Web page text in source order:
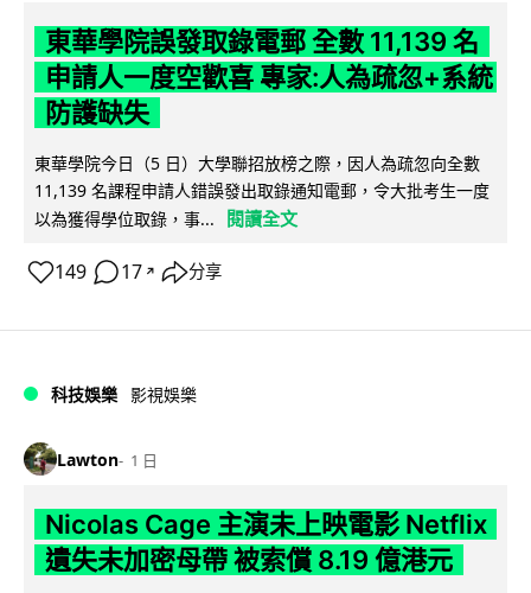
東華學院誤發取錄電郵 全數 11,139 名
申請人一度空歡喜 專家:人為疏忽+系統
防護缺失
東華學院今日（5 日）大學聯招放榜之際，因人為疏忽向全數
11,139 名課程申請人錯誤發出取錄通知電郵，令大批考生一度
以為獲得學位取錄，事...
閱讀全文
149 17 ↗ 分享
科技娛樂 影視娛樂
Lawton 1 日
Nicolas Cage 主演未上映電影 Netflix
遺失未加密母帶 被索償 8.19 億港元